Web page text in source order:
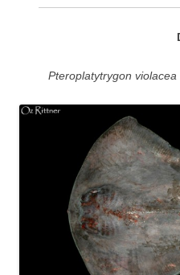
Pteroplatytrygon violacea